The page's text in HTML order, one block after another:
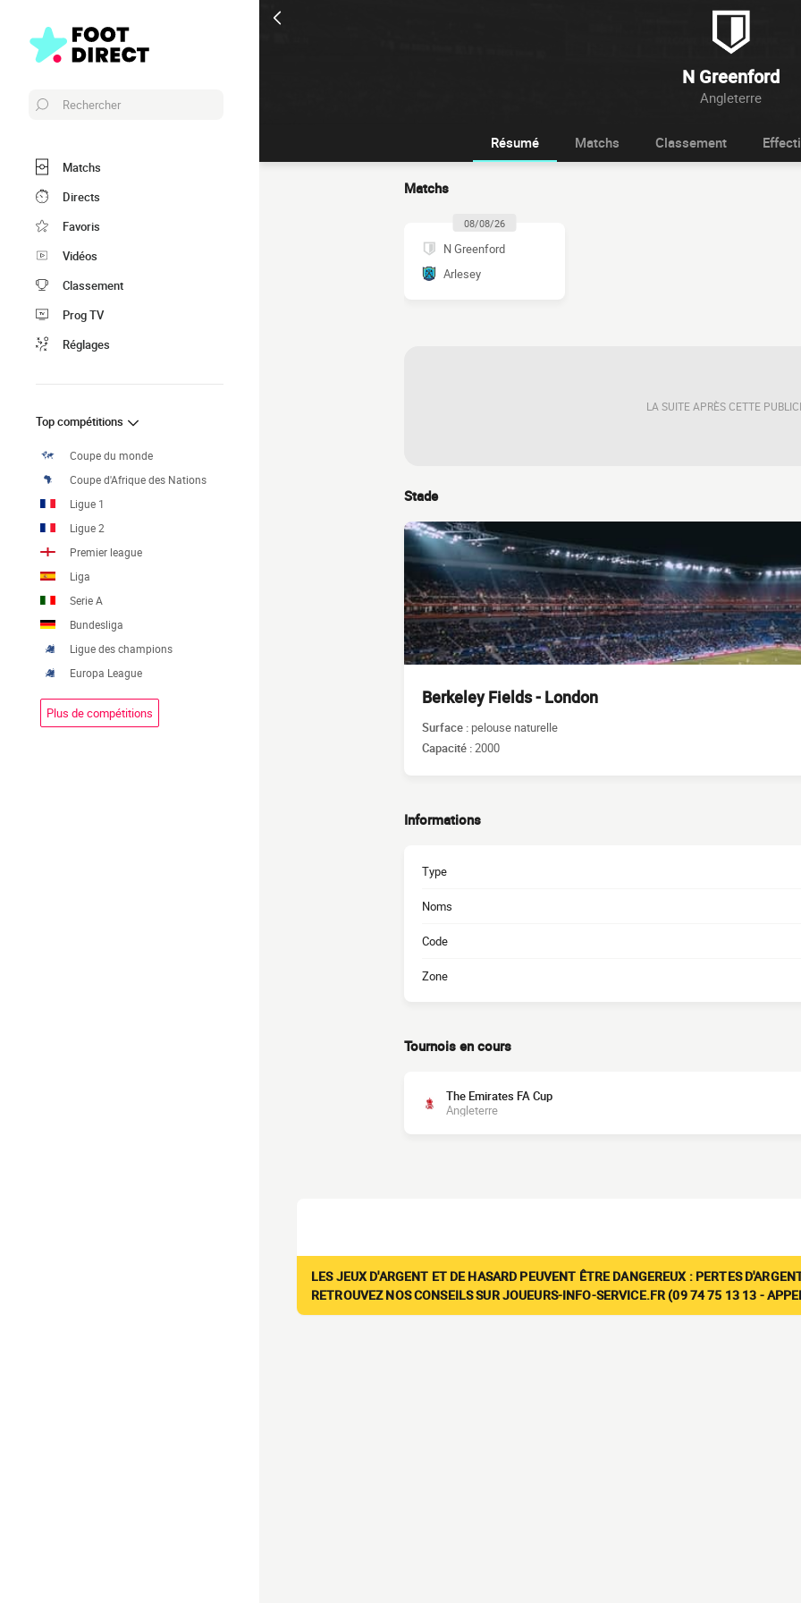
N Greenford
Angleterre
Rechercher
Matchs
Directs
Favoris
Vidéos
Classement
Prog TV
Réglages
Top compétitions
Coupe du monde
Coupe d'Afrique des Nations
Ligue 1
Ligue 2
Premier league
Liga
Serie A
Bundesliga
Ligue des champions
Europa League
Plus de compétitions
Résumé Matchs Classement
Matchs
08/08/26
N Greenford
Arlesey
LA SUITE APRÈS CETTE
Stade
Berkeley Fields - London
Surface : pelouse naturelle
Capacité :2000
Informations
Type
Noms
Code
Zone
Tournois en cours
The Emirates FA Cup
Angleterre
LES JEUX D'ARGENT ET DE HASARD PEUVENT ÊTRE DANGEREUX : PERTES
RETROUVEZ NOS CONSEILS SUR JOUEURS-INFO-SERVICE.FR (09 74 75 13 13 -